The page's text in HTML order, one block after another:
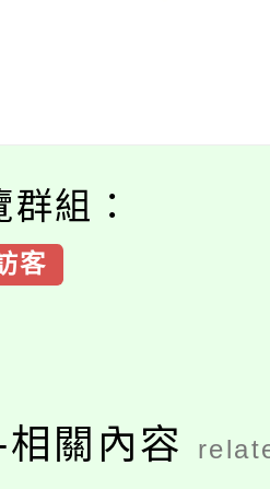
組：
客
關內容